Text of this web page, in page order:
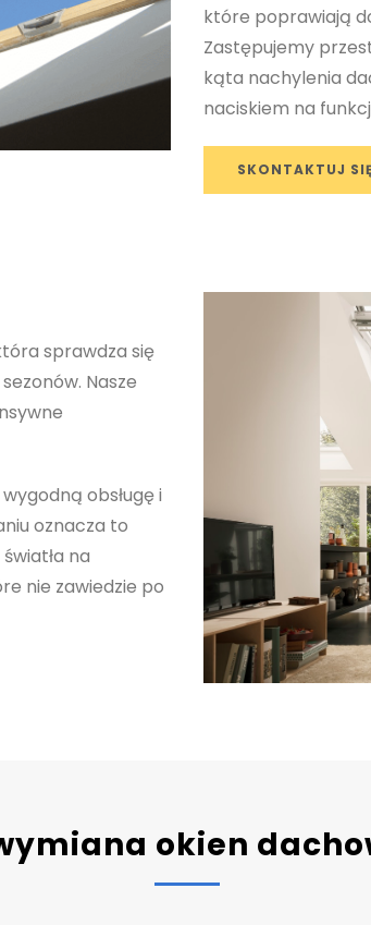
które poprawiają
Zastępujemy
kąta nachylenia
naciskiem na
SKONTAKTUJ
sprawdza się
Nasze
obsługę i
oznacza to
na
nie zawiedzie po
okien